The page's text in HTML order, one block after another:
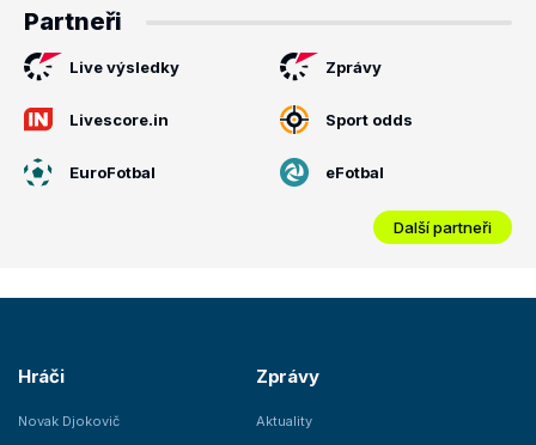
Partneři
Live výsledky Zprávy
Livescore.in Sport odds
EuroFotbal eFotbal
Další partneři
Hráči
Novak Djokovič
Zprávy
Aktuality